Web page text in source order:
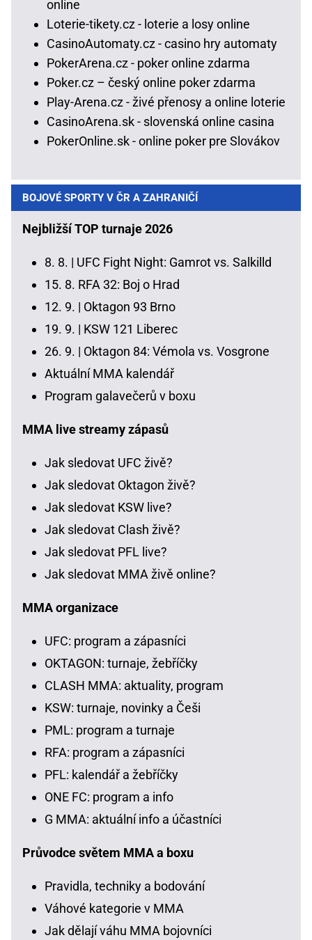
online
Loterie-tikety.cz - loterie a losy online
CasinoAutomaty.cz - casino hry automaty
PokerArena.cz - poker online zdarma
Poker.cz – český online poker zdarma
Play-Arena.cz - živé přenosy a online loterie
CasinoArena.sk - slovenská online casina
PokerOnline.sk - online poker pre Slovákov
BOJOVÉ SPORTY V ČR A ZAHRANIČÍ
Nejbližší TOP turnaje 2026
8. 8. | UFC Fight Night: Gamrot vs. Salkilld
15. 8. RFA 32: Boj o Hrad
12. 9. | Oktagon 93 Brno
19. 9. | KSW 121 Liberec
26. 9. | Oktagon 84: Vémola vs. Vosgrone
Aktuální MMA kalendář
Program galavečerů v boxu
MMA live streamy zápasů
Jak sledovat UFC živě?
Jak sledovat Oktagon živě?
Jak sledovat KSW live?
Jak sledovat Clash živě?
Jak sledovat PFL live?
Jak sledovat MMA živě online?
MMA organizace
UFC: program a zápasníci
OKTAGON: turnaje, žebříčky
CLASH MMA: aktuality, program
KSW: turnaje, novinky a Češi
PML: program a turnaje
RFA: program a zápasníci
PFL: kalendář a žebříčky
ONE FC: program a info
G MMA: aktuální info a účastníci
Průvodce světem MMA a boxu
Pravidla, techniky a bodování
Váhové kategorie v MMA
Jak dělají váhu MMA bojovníci